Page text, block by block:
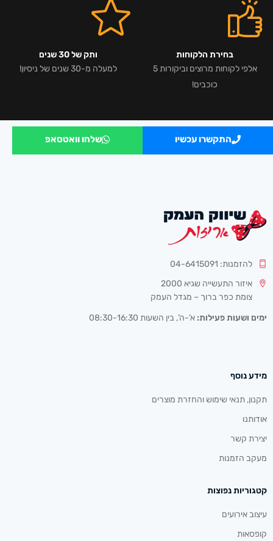
בחירת הלקוחות
אלפי לקוחות מרוצים וביקורות 5
כוכבים!
ותק של 30 שנים
למעלה מ-30 שנים של ניסיון!
התקשרו עכשיו שלחו וואטסאפ
להזמנות: 04-6415091
איזור התעשייה שגיא 2000
צומת כפר ברוך – מגדל העמק
ימים ושעות פעילות: א’-ה’, בין השעות 08:30-16:30
מידע נוסף
תקנון, תנאי שימוש והחזרת מוצרים
אודותנו
יצירת קשר
מעקב הזמנות
קטגוריות נפוצות
עיצוב אירועים
קופסאות